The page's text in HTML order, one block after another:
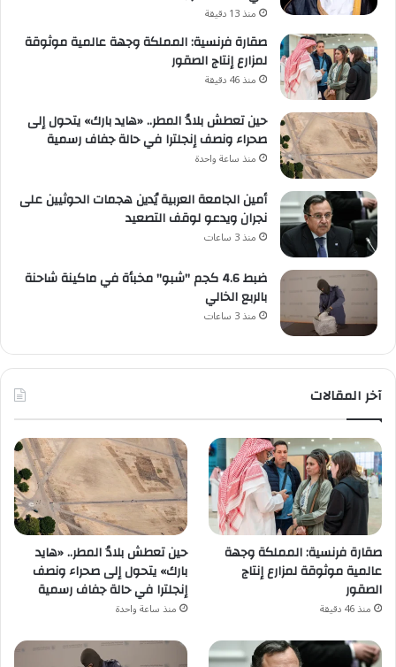
منذ 13 دقيقة
صقارة فرنسية: المملكة وجهة عالمية موثوقة
لمزارع إنتاج الصقور
منذ 46 دقيقة
حين تعطش بلادُ المطر.. «هايد بارك» يتحول إلى
صحراء ونصف إنجلترا في حالة جفاف رسمية
منذ ساعة واحدة
أمين الجامعة العربية يُدين هجمات الحوثيين على
نجران ويدعو لوقف التصعيد
منذ 3 ساعات
ضبط 4.6 كجم "شبو" مخبأة في ماكينة شاحنة
بالربع الخالي
منذ 3 ساعات
آخر المقالات
صقارة فرنسية: المملكة وجهة
عالمية موثوقة لمزارع إنتاج
الصقور
منذ 46 دقيقة
حين تعطش بلادُ المطر.. «هايد
بارك» يتحول إلى صحراء ونصف
إنجلترا في حالة جفاف رسمية
منذ ساعة واحدة